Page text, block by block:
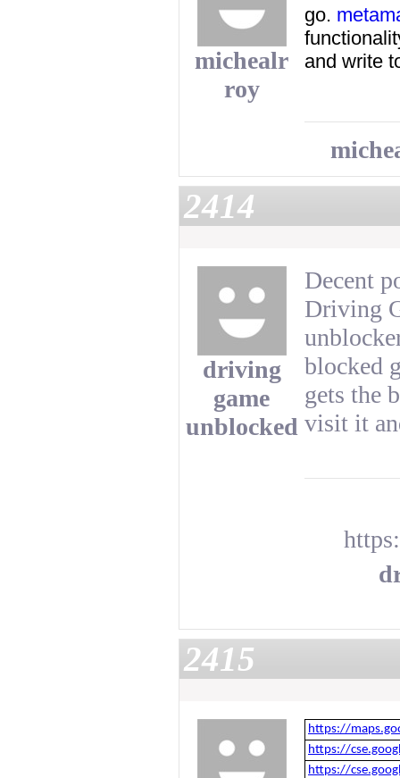
michealr
roy
go.
and write
2414
driving
game
unblocked
Decent
Driving
blocked
gets the
visit it
2415
https://
https://
https://